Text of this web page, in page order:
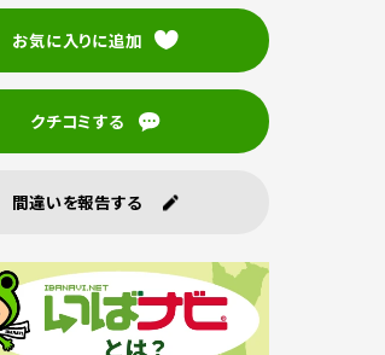
お気に入りに追加
クチコミする
間違いを報告する